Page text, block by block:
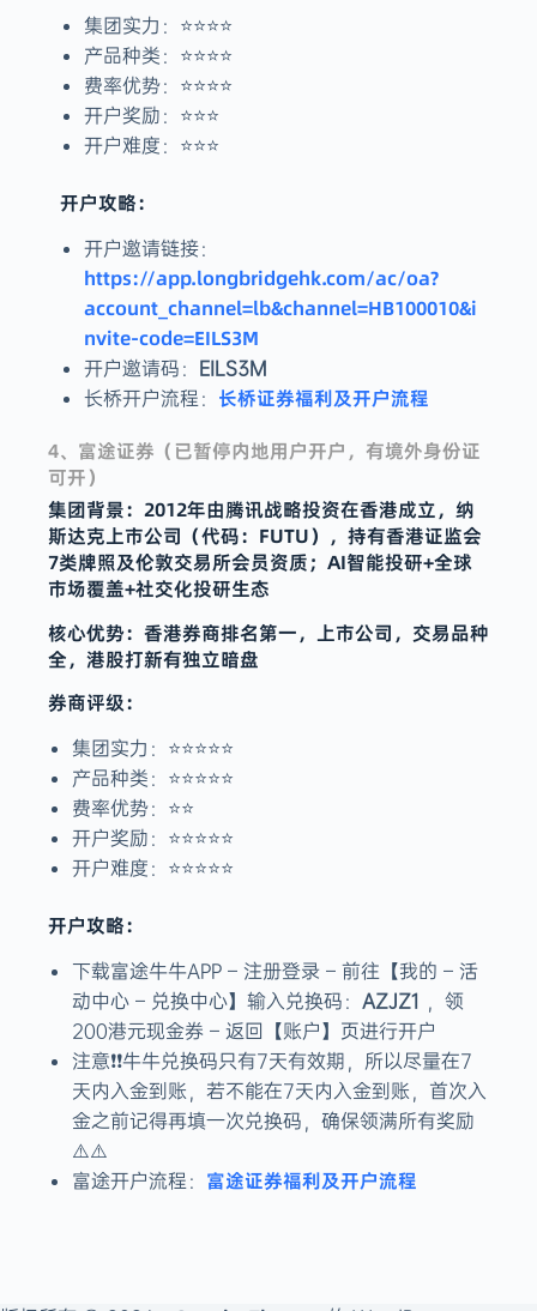
集团实力：⭐️⭐️⭐️⭐️
产品种类：⭐️⭐️⭐️⭐️
费率优势：⭐️⭐️⭐️⭐️
开户奖励：⭐️⭐️⭐️
开户难度：⭐️⭐️⭐️
开户攻略：
开户邀请链接：
https://app.longbridgehk.com/ac/oa?
account_channel=lb&channel=HB100010&i
nvite-code=EILS3M
开户邀请码： EILS3M
长桥开户流程： 长桥证券福利及开户流程
4、富途证券（已暂停内地用户开户，有境外身份证
可开）
集团背景：2012年由腾讯战略投资在香港成立，纳
斯达克上市公司（代码：FUTU）‌，持有香港证监会
7类牌照及伦敦交易所会员资质‌；AI智能投研+全球
市场覆盖+社交化投研生态‌
核心优势：香港券商排名第一，上市公司，交易品种
全，港股打新有独立暗盘
券商评级：
集团实力：⭐️⭐️⭐️⭐️⭐️
产品种类：⭐️⭐️⭐️⭐️⭐️
费率优势：⭐️⭐️
开户奖励：⭐️⭐️⭐️⭐️⭐️
开户难度：⭐️⭐️⭐️⭐️⭐️
开户攻略：
下载富途牛牛APP – 注册登录 – 前往【我的 – 活
动中心 – 兑换中心】输入兑换码： AZJZ1 ，领
200港元现金券 – 返回【账户】页进行开户
注意❗️❗️牛牛兑换码只有7天有效期，所以尽量在7
天内入金到账，若不能在7天内入金到账，首次入
金之前记得再填一次兑换码，确保领满所有奖励
⚠️⚠️
富途开户流程： 富途证券福利及开户流程